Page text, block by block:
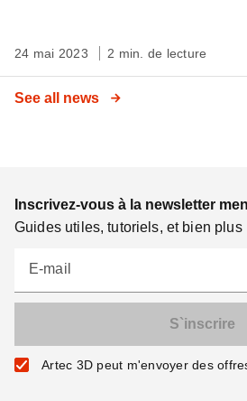
24 mai 2023 2 min. de lecture
See all news
Inscrivez-vous à la newsletter
Guides utiles, tutoriels, et bien plus
E-mail
Artec 3D peut m'envoyer des